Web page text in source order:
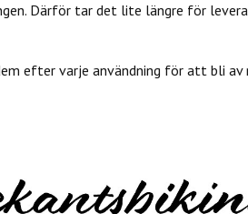
Därför tar det lite längre för
efter varje användning för att bli